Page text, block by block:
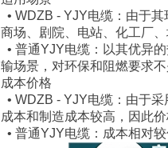
• WDZB - YJY电缆：由于
商场、剧院、电站、化工厂
• 普通YJY电缆：以其优异
输场景，对环保和阻燃要求
成本价格
• WDZB - YJY电缆：由于
成本和制造成本较高，因此
• 普通YJY电缆：成本相对